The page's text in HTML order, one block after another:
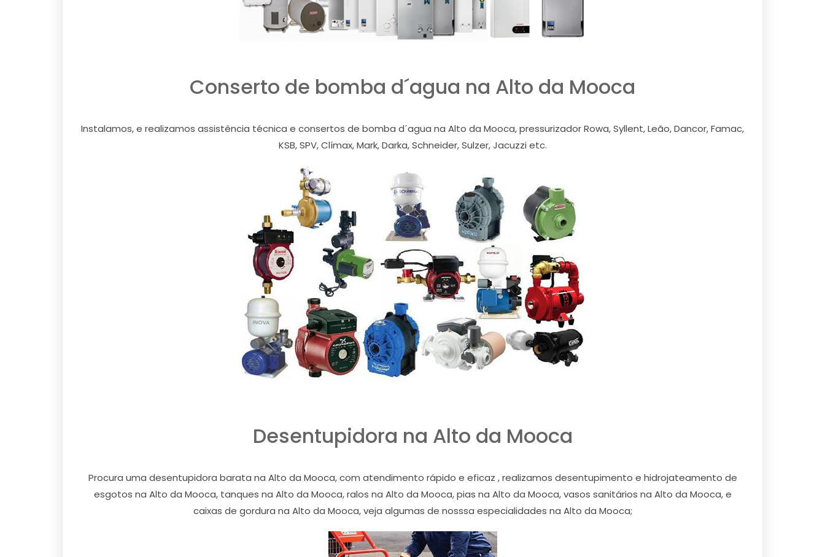
Conserto de bomba d´agua na Alto da Mooca
Instalamos, e realizamos assistência técnica e consertos de bomba d´agua na Alto da Mooca, pressurizador Rowa, Syllent, Leão, Dancor, Famac,
KSB, SPV, Clímax, Mark, Darka, Schneider, Sulzer, Jacuzzi etc.
Desentupidora na Alto da Mooca
Procura uma desentupidora barata na Alto da Mooca, com atendimento rápido e eficaz , realizamos desentupimento e hidrojateamento de
esgotos na Alto da Mooca, tanques na Alto da Mooca, ralos na Alto da Mooca, pias na Alto da Mooca, vasos sanitários na Alto da Mooca, e
caixas de gordura na Alto da Mooca, veja algumas de nosssa especialidades na Alto da Mooca;